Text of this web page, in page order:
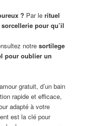
? Par le rituel
sorcellerie pour qu’il
notre sortilege
pour oublier un
gratuit, d’un bain
rapide et efficace,
adapté à votre
est la clé pour